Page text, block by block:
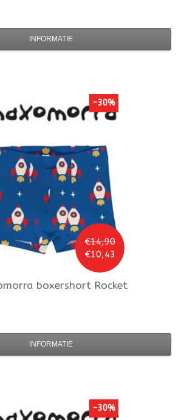
INFORMATIE
€14,90
€10,43
-30%
boxershort Rocket
INFORMATIE
-30%